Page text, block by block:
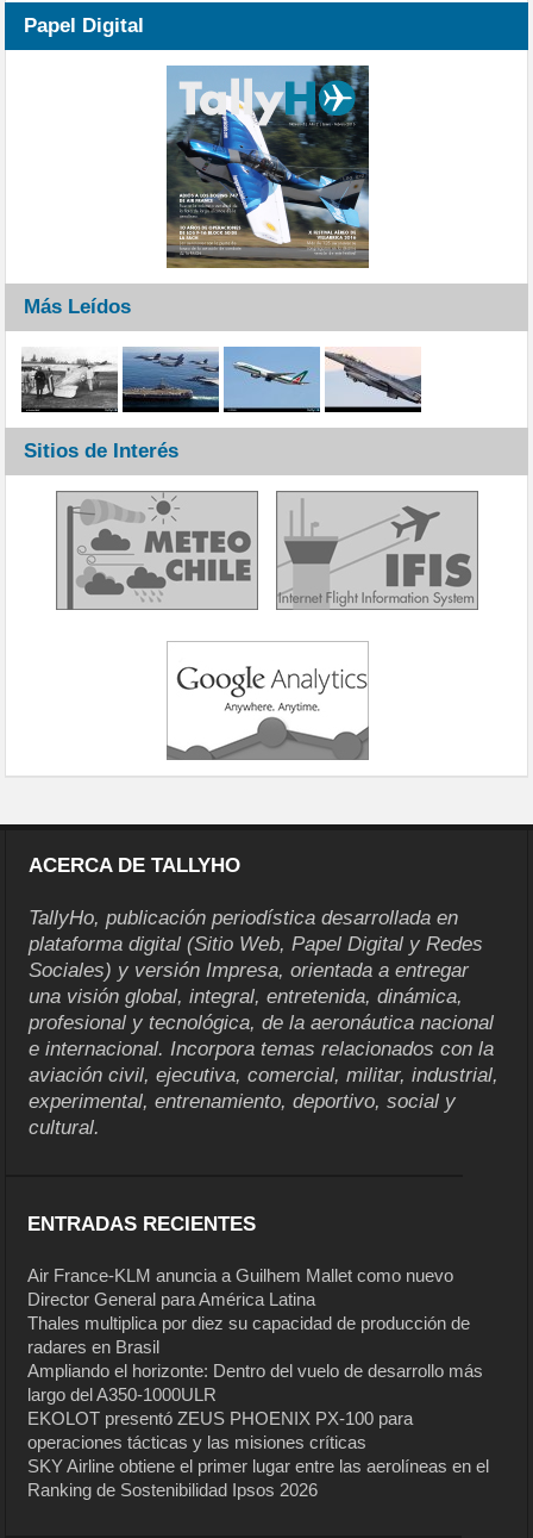
Papel Digital
Más Leídos
Sitios de Interés
ACERCA DE TALLYHO
TallyHo, publicación periodística desarrollada en
plataforma digital (Sitio Web, Papel Digital y Redes
Sociales) y versión Impresa, orientada a entregar
una visión global, integral, entretenida, dinámica,
profesional y tecnológica, de la aeronáutica nacional
e internacional. Incorpora temas relacionados con la
aviación civil, ejecutiva, comercial, militar, industrial,
experimental, entrenamiento, deportivo, social y
cultural.
ENTRADAS RECIENTES
Air France-KLM anuncia a Guilhem Mallet como nuevo
Director General para América Latina
Thales multiplica por diez su capacidad de producción de
radares en Brasil
Ampliando el horizonte: Dentro del vuelo de desarrollo más
largo del A350-1000ULR
EKOLOT presentó ZEUS PHOENIX PX-100 para
operaciones tácticas y las misiones críticas
SKY Airline obtiene el primer lugar entre las aerolíneas en el
Ranking de Sostenibilidad Ipsos 2026